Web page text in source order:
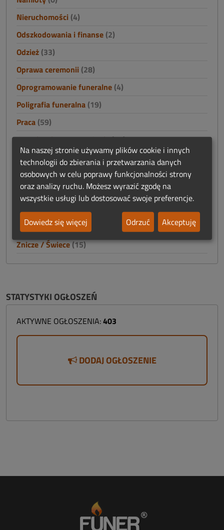
Nieruchomości (4)
Odszkodowania i finanse (2)
Odzież (33)
Oprawa ceremonii (28)
Oprogramowanie funeralne (4)
Poligrafia funeralna (19)
Praca (59)
Prosektoria - wyposażenie(30)
Reklama(12)
Szkolenia(7)
Trumny / Urny(60)
Usługi(3)
Windy(4)
Znicze / Świece(15)
STATYSTYKI OGŁOSZEŃ
AKTYWNE OGŁOSZENIA:403
DODAJ OGŁOSZENIE
Na naszej stronie używamy plików cookie i innych
technologii do zbierania i przetwarzania danych
osobowych w celu poprawy funkcjonalności strony
oraz analizy ruchu. Możesz wyrazić zgodę na
wszystkie usługi lub dostosować swoje preferencje.
Dowiedz się więcej
Odrzuć Akceptuję